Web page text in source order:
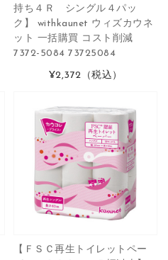
持ち４Ｒ シングル４パッ
ク】 withkaunet ウィズカウネ
ット 一括購買 コスト削減
7372-5084 73725084
¥2,372 （税込）
【ＦＳＣ再生トイレットペー